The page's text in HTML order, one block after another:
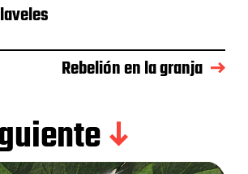
Rebelión en la granja